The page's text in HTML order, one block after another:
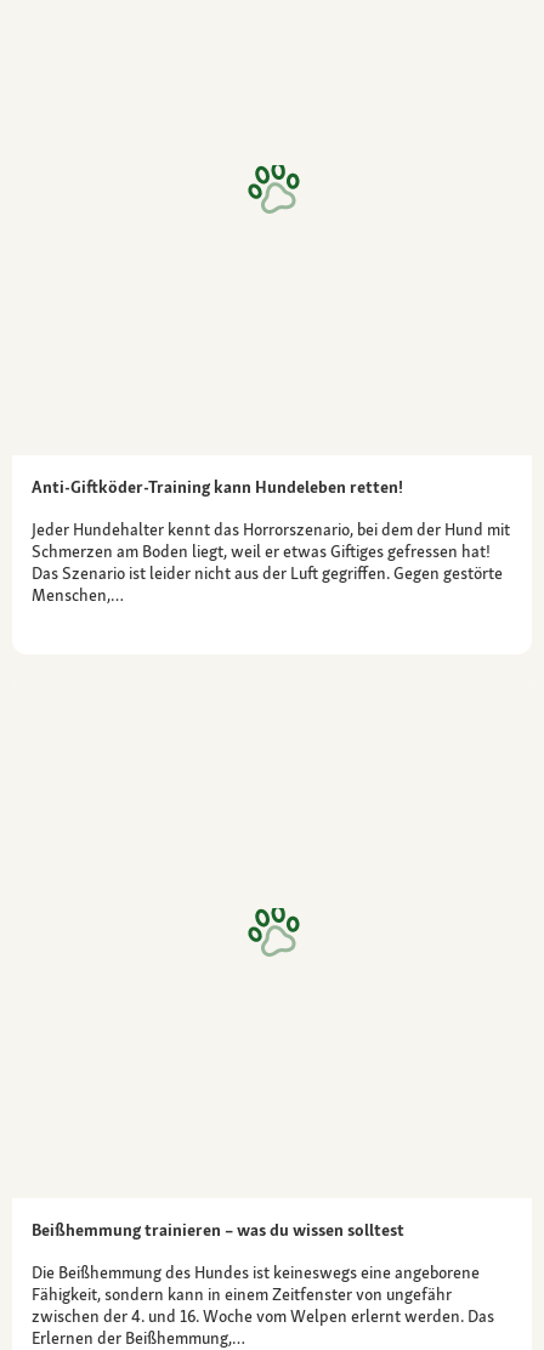
Anti-Giftköder-Training kann Hundeleben retten!
Jeder Hundehalter kennt das Horrorszenario, bei dem der Hund mit
Schmerzen am Boden liegt, weil er etwas Giftiges gefressen hat!
Das Szenario ist leider nicht aus der Luft gegriffen. Gegen gestörte
Menschen,…
Beißhemmung trainieren – was du wissen solltest
Die Beißhemmung des Hundes ist keineswegs eine angeborene
Fähigkeit, sondern kann in einem Zeitfenster von ungefähr
zwischen der 4. und 16. Woche vom Welpen erlernt werden. Das
Erlernen der Beißhemmung,…